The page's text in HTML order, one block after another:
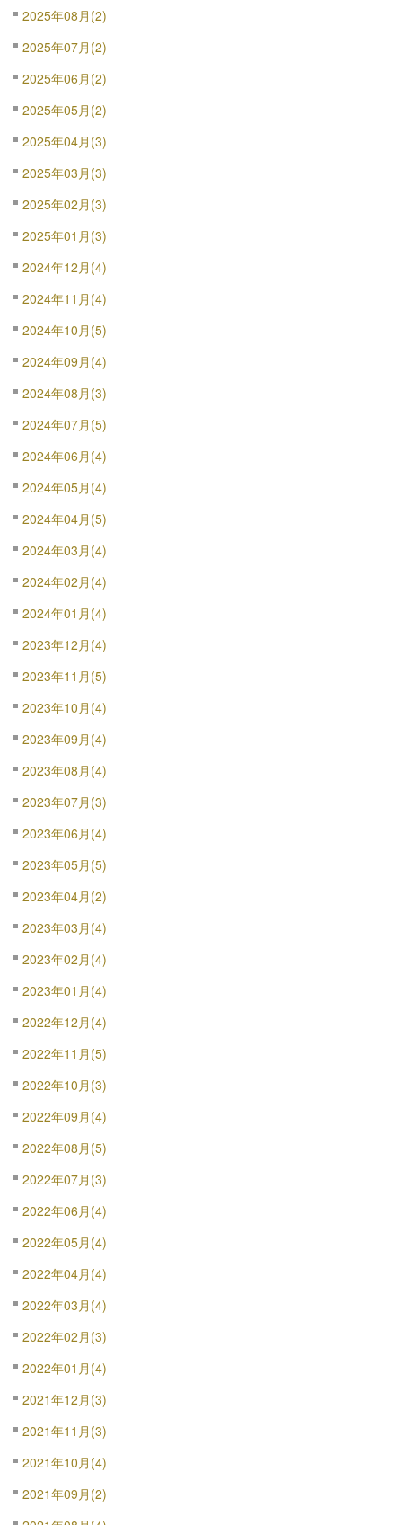
2025年08月(2)
2025年07月(2)
2025年06月(2)
2025年05月(2)
2025年04月(3)
2025年03月(3)
2025年02月(3)
2025年01月(3)
2024年12月(4)
2024年11月(4)
2024年10月(5)
2024年09月(4)
2024年08月(3)
2024年07月(5)
2024年06月(4)
2024年05月(4)
2024年04月(5)
2024年03月(4)
2024年02月(4)
2024年01月(4)
2023年12月(4)
2023年11月(5)
2023年10月(4)
2023年09月(4)
2023年08月(4)
2023年07月(3)
2023年06月(4)
2023年05月(5)
2023年04月(2)
2023年03月(4)
2023年02月(4)
2023年01月(4)
2022年12月(4)
2022年11月(5)
2022年10月(3)
2022年09月(4)
2022年08月(5)
2022年07月(3)
2022年06月(4)
2022年05月(4)
2022年04月(4)
2022年03月(4)
2022年02月(3)
2022年01月(4)
2021年12月(3)
2021年11月(3)
2021年10月(4)
2021年09月(2)